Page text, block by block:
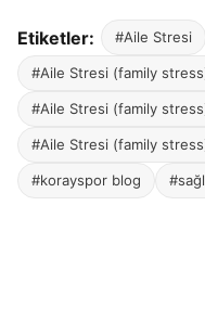
Etiketler: #Aile Stresi
#Aile Stresi (family
#Aile Stresi (family
#Aile Stresi (family
#korayspor blog